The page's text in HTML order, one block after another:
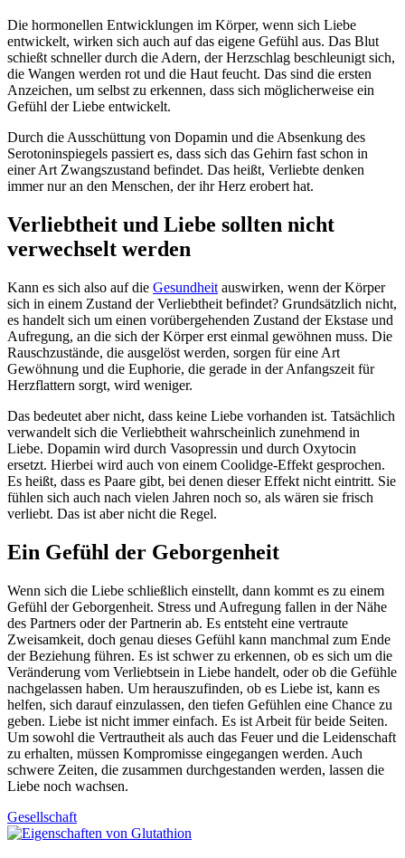
Die hormonellen Entwicklungen im Körper, wenn sich Liebe
entwickelt, wirken sich auch auf das eigene Gefühl aus. Das Blut
schießt schneller durch die Adern, der Herzschlag beschleunigt sich,
die Wangen werden rot und die Haut feucht. Das sind die ersten
Anzeichen, um selbst zu erkennen, dass sich möglicherweise ein
Gefühl der Liebe entwickelt.
Durch die Ausschüttung von Dopamin und die Absenkung des
Serotoninspiegels passiert es, dass sich das Gehirn fast schon in
einer Art Zwangszustand befindet. Das heißt, Verliebte denken
immer nur an den Menschen, der ihr Herz erobert hat.
Verliebtheit und Liebe sollten nicht
verwechselt werden
Kann es sich also auf die Gesundheit auswirken, wenn der Körper
sich in einem Zustand der Verliebtheit befindet? Grundsätzlich nicht,
es handelt sich um einen vorübergehenden Zustand der Ekstase und
Aufregung, an die sich der Körper erst einmal gewöhnen muss. Die
Rauschzustände, die ausgelöst werden, sorgen für eine Art
Gewöhnung und die Euphorie, die gerade in der Anfangszeit für
Herzflattern sorgt, wird weniger.
Das bedeutet aber nicht, dass keine Liebe vorhanden ist. Tatsächlich
verwandelt sich die Verliebtheit wahrscheinlich zunehmend in
Liebe. Dopamin wird durch Vasopressin und durch Oxytocin
ersetzt. Hierbei wird auch von einem Coolidge-Effekt gesprochen.
Es heißt, dass es Paare gibt, bei denen dieser Effekt nicht eintritt. Sie
fühlen sich auch nach vielen Jahren noch so, als wären sie frisch
verliebt. Das ist aber nicht die Regel.
Ein Gefühl der Geborgenheit
Wenn sich die Liebe schließlich einstellt, dann kommt es zu einem
Gefühl der Geborgenheit. Stress und Aufregung fallen in der Nähe
des Partners oder der Partnerin ab. Es entsteht eine vertraute
Zweisamkeit, doch genau dieses Gefühl kann manchmal zum Ende
der Beziehung führen. Es ist schwer zu erkennen, ob es sich um die
Veränderung vom Verliebtsein in Liebe handelt, oder ob die Gefühle
nachgelassen haben. Um herauszufinden, ob es Liebe ist, kann es
helfen, sich darauf einzulassen, den tiefen Gefühlen eine Chance zu
geben. Liebe ist nicht immer einfach. Es ist Arbeit für beide Seiten.
Um sowohl die Vertrautheit als auch das Feuer und die Leidenschaft
zu erhalten, müssen Kompromisse eingegangen werden. Auch
schwere Zeiten, die zusammen durchgestanden werden, lassen die
Liebe noch wachsen.
Gesellschaft